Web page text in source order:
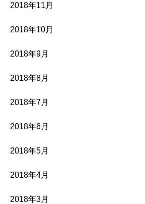
2018年11月
2018年10月
2018年9月
2018年8月
2018年7月
2018年6月
2018年5月
2018年4月
2018年3月